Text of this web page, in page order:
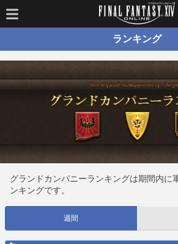
ランキング
グランドカンパニーランキングは期間内に
ンキングです。
週間